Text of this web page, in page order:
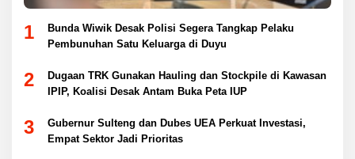
1
Bunda Wiwik Desak Polisi Segera Tangkap Pelaku
Pembunuhan Satu Keluarga di Duyu
2
Dugaan TRK Gunakan Hauling dan Stockpile di Kawasan
IPIP, Koalisi Desak Antam Buka Peta IUP
3
Gubernur Sulteng dan Dubes UEA Perkuat Investasi,
Empat Sektor Jadi Prioritas